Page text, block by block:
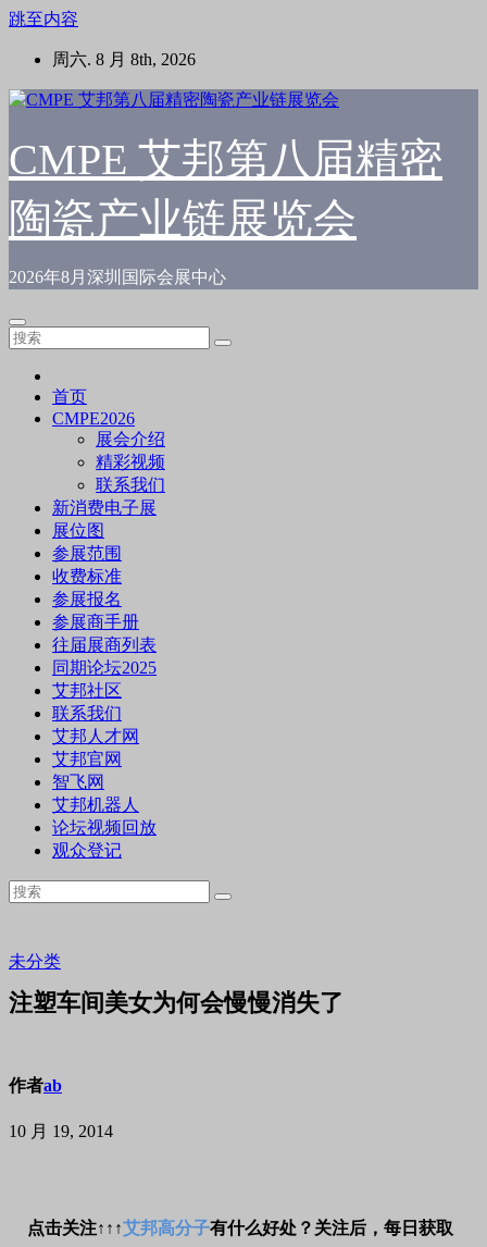
跳至内容
周六. 8 月 8th, 2026
CMPE 艾邦第八届精密
陶瓷产业链展览会
2026年8月深圳国际会展中心
首页
CMPE2026
展会介绍
精彩视频
联系我们
新消费电子展
展位图
参展范围
收费标准
参展报名
参展商手册
往届展商列表
同期论坛2025
艾邦社区
联系我们
艾邦人才网
艾邦官网
智飞网
艾邦机器人
论坛视频回放
观众登记
未分类
注塑车间美女为何会慢慢消失了
作者ab
10 月 19, 2014
点击关注↑↑↑艾邦高分子有什么好处？关注后，每日获取